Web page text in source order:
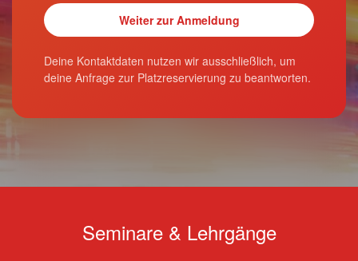
Deine Kontaktdaten nutzen wir ausschließlich, um
deine Anfrage zur Platzreservierung zu beantworten.
Seminare & Lehrgänge